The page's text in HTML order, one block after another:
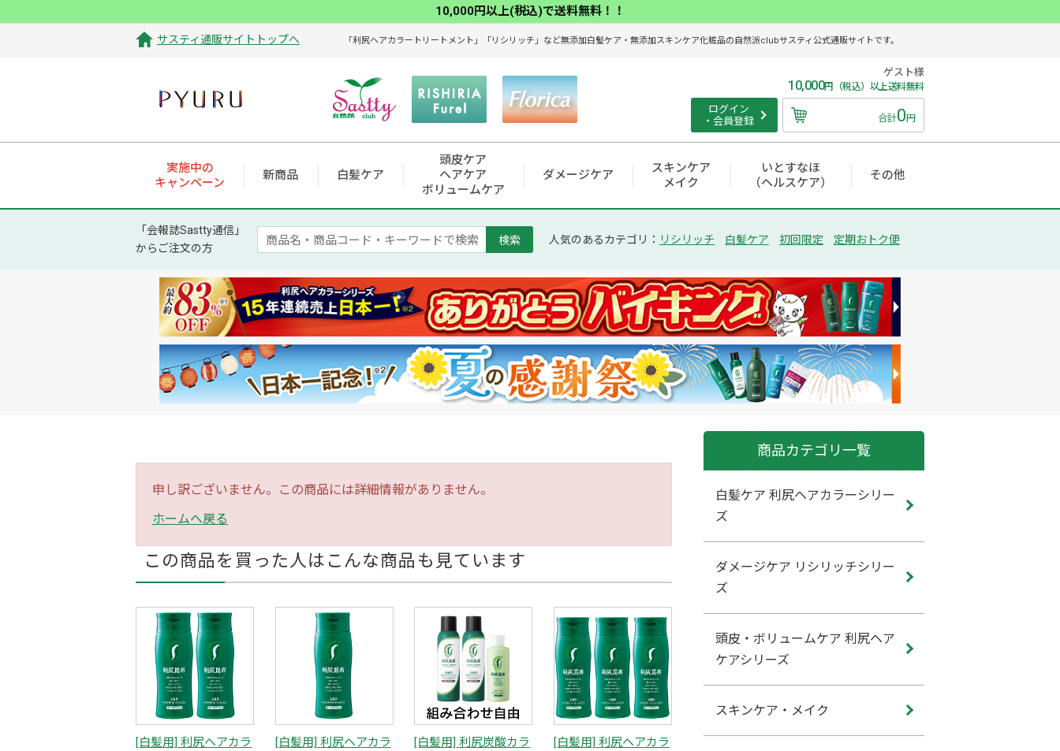
10,000円以上(税込)で送料無料！！
サスティ通販サイトトップへ 「利尻ヘアカラートリートメント」「リシリッチ」など無添加白髪ケア・無添加スキンケア化粧品の自然派clubサスティ公式通販サイトです。
ログイン
・会員登録
ゲスト様
10,000円（税込）以上送料無料
合計0円
実施中の
キャンペーン
新商品 白髪ケア
頭皮ケア
ヘアケア
ボリュームケア
ダメージケア
スキンケア
メイク
いとすなほ
（ヘルスケア）
その他
「会報誌Sastty通信」
からご注文の方
検索 人気のあるカテゴリ： リシリッチ 白髪ケア 初回限定 定期おトク便
申し訳ございません。この商品には詳細情報がありません。
ホームへ戻る
この商品を買った人はこんな商品も見ています
[白髪用] 利尻ヘアカラ
[白髪用] 利尻ヘアカラ
[白髪用] 利尻炭酸カラ
[白髪用] 利尻ヘアカラ
商品カテゴリ一覧
白髪ケア 利尻ヘアカラーシリー
ズ
ダメージケア リシリッチシリー
ズ
頭皮・ボリュームケア 利尻ヘア
ケアシリーズ
スキンケア・メイク